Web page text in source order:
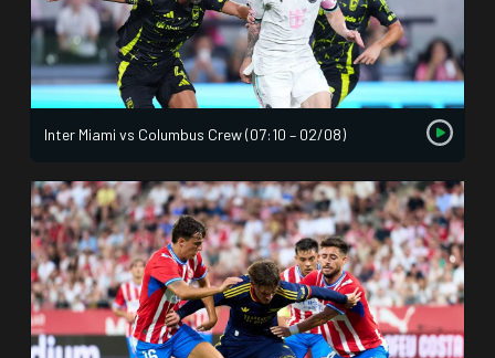
Inter Miami vs Columbus Crew (07:10 – 02/08)